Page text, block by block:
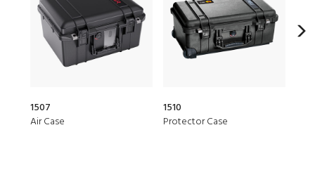
1507
Air Case
1510
Protector Case